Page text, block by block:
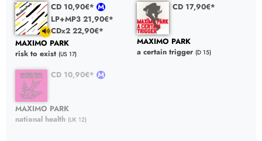
CD 10,90€*
LP+MP3 21,90€*
CDx2 22,90€*
MAXIMO PARK
risk to exist (US 17)
CD 17,90€*
MAXIMO PARK
a certain trigger (D 15)
CD 10,90€*
MAXIMO PARK
national health (UK 12)